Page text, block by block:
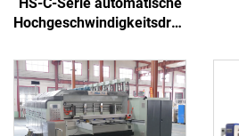
HS-C-Serie automatische
Hochgeschwindigkeitsdruck-
automatischer
Bündelmaschine